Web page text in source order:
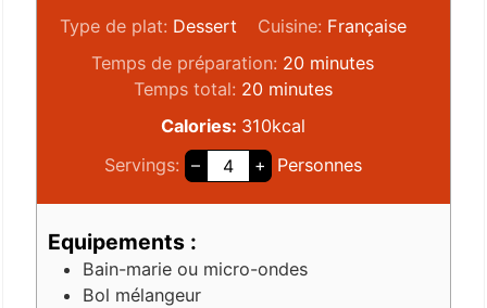
Type de plat: Dessert Cuisine: Française
Temps de préparation: 20 minutes
Temps total: 20 minutes
Calories: 310kcal
Servings: – + Personnes
Equipements :
Bain-marie ou micro-ondes
Bol mélangeur